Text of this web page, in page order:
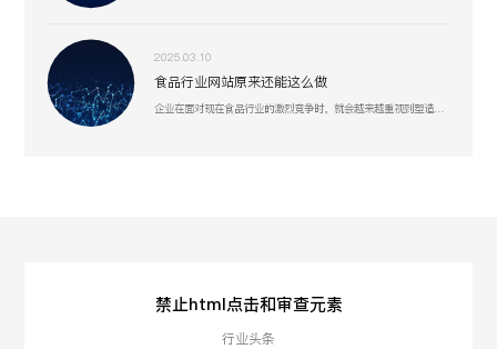
2025.03.10
食品行业网站原来还能这么做
禁止html点击和审查元素
行业头条